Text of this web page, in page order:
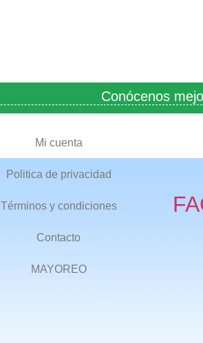
Conócenos
Mi cuenta
Politica de privacidad
Términos y condiciones
Contacto
MAYOREO